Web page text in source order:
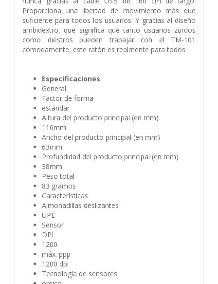
Proporciona una libertad de movimiento más que
suficiente para todos los usuarios. Y gracias al diseño
ambidextro, que significa que tanto usuarios zurdos
como diestros pueden trabajar con el TM-101
cómodamente, este ratón es realmente para todos.
Especificaciones
General
Factor de forma
estándar
Altura del producto principal (en mm)
116mm
Ancho del producto principal (en mm)
63mm
Profundidad del producto principal (en mm)
38mm
Peso total
83 gramos
Características
Almohadillas deslizantes
UPE
Sensor
DPI
1200
máx. ppp
1200 dpi
Tecnología de sensores